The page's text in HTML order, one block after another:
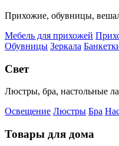
Прихожие, обувницы,
Мебель для прихожей
Обувницы Зеркала
Свет
Люстры, бра, настольные
Освещение Люстры Бра
Товары для дома